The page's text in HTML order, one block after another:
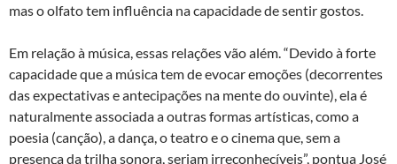
mas o olfato tem influência na capacidade de sentir gostos.
Em relação à música, essas relações vão além. “Devido à forte
capacidade que a música tem de evocar emoções (decorrentes
das expectativas e antecipações na mente do ouvinte), ela é
naturalmente associada a outras formas artísticas, como a
poesia (canção), a dança, o teatro e o cinema que, sem a
presença da trilha sonora, seriam irreconhecíveis”, pontua José